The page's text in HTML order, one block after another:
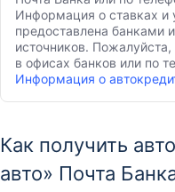
Информация о ставках и
предоставлена банками
источников. Пожалуйста,
в офисах банков или по
Информация о
Как получить
авто» Почта